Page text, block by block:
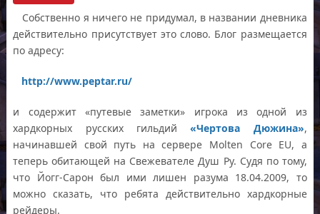
Собственно я ничего не придумал, в названии дневника
действительно присутствует это слово. Блог размещается
по адресу:
http://www.peptar.ru/
и содержит «путевые заметки» игрока из одной из
хардкорных русских гильдий«Чертова Дюжина»,
начинавшей свой путь на сервере Molten Core EU, а
теперь обитающей на Свежевателе Душ Ру. Судя по тому,
что Йогг-Сарон был ими лишен разума 18.04.2009, то
можно сказать, что ребята действительно хардкорные
рейдеры.